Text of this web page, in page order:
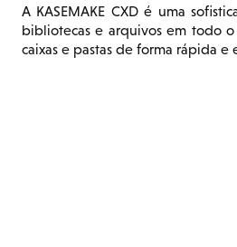
A KASEMAKE CXD é uma
bibliotecas e arquivos em todo
caixas e pastas de forma rápida e